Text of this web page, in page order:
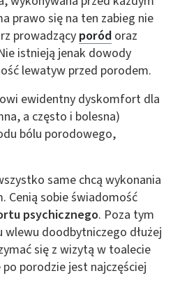
prawo się na ten zabieg nie
prowadzący poród oraz
istnieją jenak dowody
lewatyw przed porodem.
ewidentny dyskomfort dla
a często i bolesna)
bólu porodowego,
same chcą wykonania
Cenią sobie świadomość
psychicznego. Poza tym
doodbytniczego dłużej
się z wizytą w toalecie
porodzie jest najczęściej